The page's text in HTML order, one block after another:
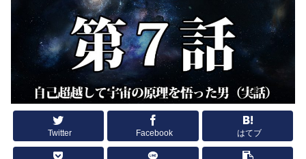
Twitter Facebook はてブ